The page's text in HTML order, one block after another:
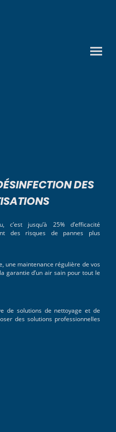
DES
jusqu’à 25% d’efficacité
des risques de pannes plus
une maintenance régulière de vos
garantie d’un air sain pour tout le
de solutions de nettoyage et de
des solutions professionnelles